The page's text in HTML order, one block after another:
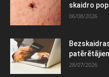
skaidro
06/08/2026
28/07/2026